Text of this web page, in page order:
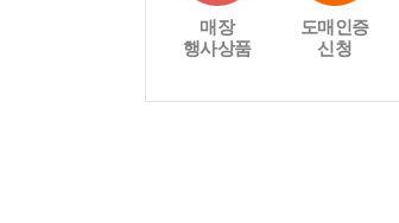
매장
행사상품
도매인증
신청